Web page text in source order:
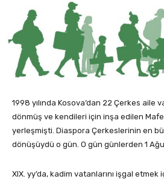
1998 yılında Kosova’dan 22 Çerkes aile
dönmüş ve kendileri için inşa edilen
yerleşmişti. Diaspora Çerkeslerinin en
dönüşüydü o gün. O gün günlerden 1
XIX. yy’da, kadim vatanlarını işgal